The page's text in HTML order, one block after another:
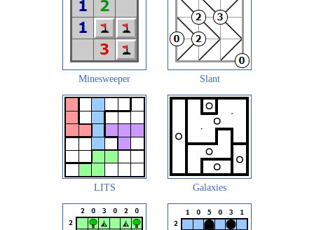
Minesweeper Slant
LITS Galaxies